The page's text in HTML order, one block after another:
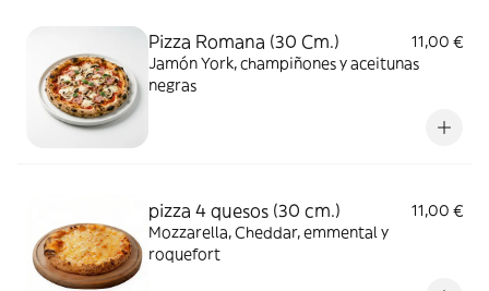
Pizza Romana (30 Cm.)
11,00 €
Jamón York, champiñones y aceitunas
negras
pizza 4 quesos (30 cm.)
11,00 €
Mozzarella, Cheddar, emmental y
roquefort